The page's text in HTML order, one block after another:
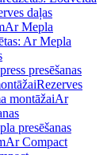
daļas
Ar Mepla
Ar Mepla
presēšanas
Rezerves
montāžaiAr
presēšanas
Ar Compact